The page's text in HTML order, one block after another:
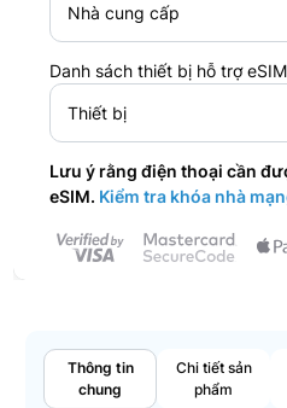
Nhà cung cấp
Danh sách thiết bị hỗ trợ eSIM
Thiết bị
Lưu ý rằng điện thoại cần
eSIM. Kiểm tra khóa nhà
Thông tin
chung
Chi tiết sản
phẩm